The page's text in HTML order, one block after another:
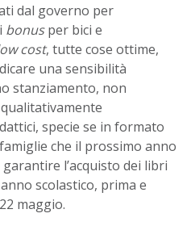
dal governo per
bonusper bici e
cost, tutte cose ottime,
una sensibilità
stanziamento, non
specie se in formato
che il prossimo anno
l’acquisto dei libri
scolastico, prima e
maggio.